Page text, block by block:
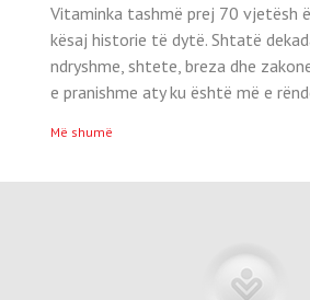
Vitaminka tashmë prej 70 vjetësh
kësaj historie të dytë. Shtatë
ndryshme, shtete, breza dhe
e pranishme aty ku është më e
Më shumë